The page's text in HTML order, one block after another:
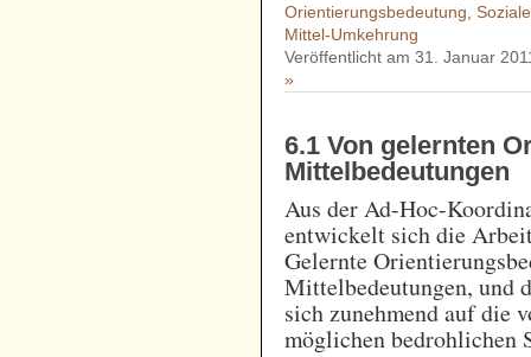
Orientierungsbedeutung ,
Mittel-Umkehrung
Veröffentlicht am 31. Januar
»
6.1 Von gelernten
Mittelbedeutungen
Aus der Ad-Hoc-
entwickelt sich die
Gelernte
Mittelbedeutungen, und
sich zunehmend auf die
möglichen bedrohlichen